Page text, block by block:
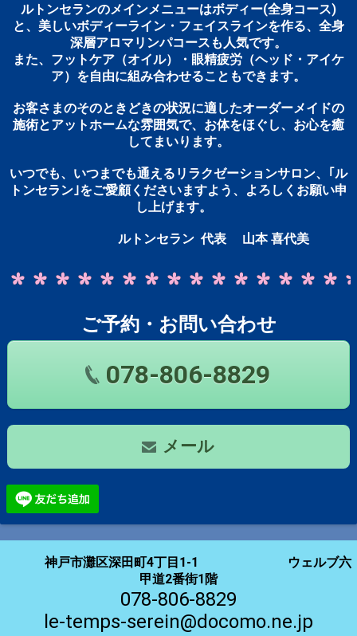
ルトンセランのメインメニューはボディー(全身コース)
と、美しいボディーライン・フェイスラインを作る、全身
深層アロマリンパコースも人気です。
また、フットケア（オイル）・眼精疲労（ヘッド・アイケ
ア）を自由に組み合わせることもできます。
お客さまのそのときどきの状況に適したオーダーメイドの
施術とアットホームな雰囲気で、お体をほぐし、お心を癒
してまいります。
いつでも、いつまでも通えるリラクゼーションサロン、｢ル
トンセラン｣をご愛顧くださいますよう、よろしくお願い申
し上げます。
ルトンセラン 代表 山本 喜代美
ご予約・お問い合わせ
078-806-8829
メール
神戸市灘区深田町4丁目1-1 ウェルブ六
甲道2番街1階
078-806-8829
le-temps-serein@docomo.ne.jp